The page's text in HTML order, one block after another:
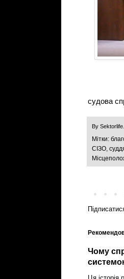
судова
By
Мітки:
СІЗО,
Чому